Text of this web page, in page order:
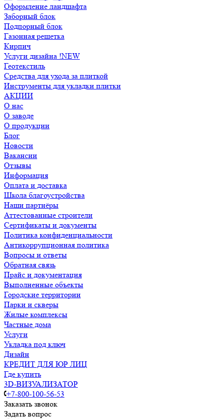
Оформление ландшафта
Заборный блок
Подпорный блок
Газонная решетка
Кирпич
Услуги дизайна !NEW
Геотекстиль
Средства для ухода за плиткой
Инструменты для укладки плитки
АКЦИИ
О нас
О заводе
О продукции
Блог
Новости
Вакансии
Отзывы
Информация
Оплата и доставка
Школа благоустройства
Наши партнёры
Аттестованные строители
Сертификаты и документы
Политика конфиденциальности
Антикоррупционная политика
Вопросы и ответы
Обратная связь
Прайс и документация
Выполненные объекты
Городские территории
Парки и скверы
Жилые комплексы
Частные дома
Услуги
Укладка под ключ
Дизайн
КРЕДИТ ДЛЯ ЮР ЛИЦ
Где купить
3D-ВИЗУАЛИЗАТОР
+7-800-100-56-53
Заказать звонок
Задать вопрос